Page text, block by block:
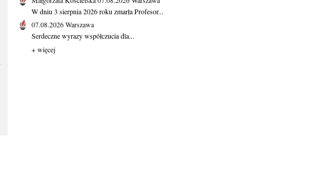
W dniu 3 sierpnia 2026 roku zmarła Profesor...
07.08.2026Warszawa
Serdeczne wyrazy współczucia dla...
+ więcej